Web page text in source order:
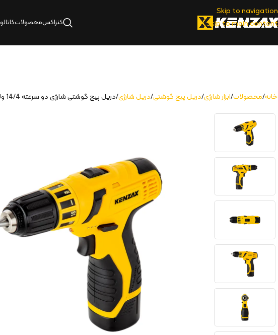
Skip to navigation
Skip to main content
کنزاکسمحصولات
خانه محصولات ابزار شارژی دریل پیچ گوشتی دریل شارژی دریل پیچ گوشتی شارژی دو سرعته 14/4 ولت 2 باتری | KCD-114